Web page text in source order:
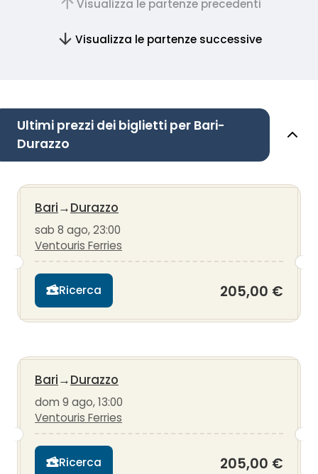
Visualizza le partenze precedenti
Visualizza le partenze successive
Ultimi prezzi dei biglietti per Bari-
Durazzo
Bari→Durazzo
sab 8 ago, 23:00
Ventouris Ferries
Ricerca 205,00 €
Bari→Durazzo
dom 9 ago, 13:00
Ventouris Ferries
Ricerca 205,00 €